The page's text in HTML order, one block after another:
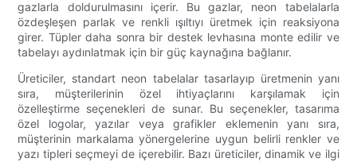
gazlarla doldurulmasını içerir. Bu gazlar, neon tabelalarla
özdeşleşen parlak ve renkli ışıltıyı üretmek için reaksiyona
girer. Tüpler daha sonra bir destek levhasına monte edilir ve
tabelayı aydınlatmak için bir güç kaynağına bağlanır.
Üreticiler, standart neon tabelalar tasarlayıp üretmenin yanı
sıra, müşterilerinin özel ihtiyaçlarını karşılamak için
özelleştirme seçenekleri de sunar. Bu seçenekler, tasarıma
özel logolar, yazılar veya grafikler eklemenin yanı sıra,
müşterinin markalama yönergelerine uygun belirli renkler ve
yazı tipleri seçmeyi de içerebilir. Bazı üreticiler, dinamik ve ilgi